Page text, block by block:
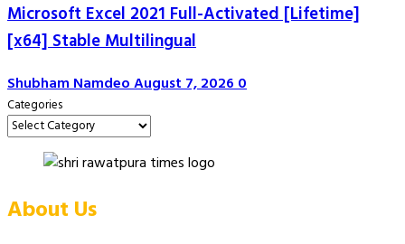
Microsoft Excel 2021 Full-Activated [Lifetime]
[x64] Stable Multilingual
Shubham NamdeoAugust 7, 20260
Categories
About Us